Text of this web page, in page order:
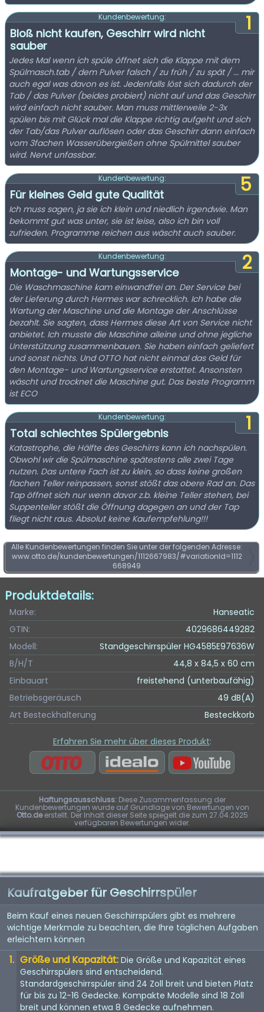
1
Kundenbewertung:
Bloß nicht kaufen, Geschirr wird nicht
sauber
Jedes Mal wenn ich spüle öffnet sich die Klappe mit dem
Spülmasch.tab / dem Pulver falsch / zu früh / zu spät / ... mir
auch egal was davon es ist. Jedenfalls löst sich dadurch der
Tab / das Pulver (beides probiert) nicht auf und das Geschirr
wird einfach nicht sauber. Man muss mittlerweile 2-3x
spülen bis mit Glück mal die Klappe richtig aufgeht und sich
der Tab/das Pulver auflösen oder das Geschirr dann einfach
vom 3fachen Wasserübergießen ohne Spülmittel sauber
wird. Nervt unfassbar.
5
Kundenbewertung:
Für kleines Geld gute Qualität
Ich muss sagen, ja sie ich klein und niedlich irgendwie. Man
bekommt gut was unter, sie ist leise, also ich bin voll
zufrieden. Programme reichen aus wäscht auch sauber.
2
Kundenbewertung:
Montage- und Wartungsservice
Die Waschmaschine kam einwandfrei an. Der Service bei
der Lieferung durch Hermes war schrecklich. Ich habe die
Wartung der Maschine und die Montage der Anschlüsse
bezahlt. Sie sagten, dass Hermes diese Art von Service nicht
anbietet. Ich musste die Maschine alleine und ohne jegliche
Unterstützung zusammenbauen. Sie haben einfach geliefert
und sonst nichts. Und OTTO hat nicht einmal das Geld für
den Montage- und Wartungsservice erstattet. Ansonsten
wäscht und trocknet die Maschine gut. Das beste Programm
ist ECO ​
1
Kundenbewertung:
Total schlechtes Spülergebnis
Katastrophe, die Hälfte des Geschirrs kann ich nachspülen.
Obwohl wir die Spülmaschine spätestens alle zwei Tage
nutzen. Das untere Fach ist zu klein, so dass keine großen
flachen Teller reinpassen, sonst stößt das obere Rad an. Das
Tap öffnet sich nur wenn davor z.b. kleine Teller stehen, bei
Suppenteller stößt die Öffnung dagegen an und der Tap
fliegt nicht raus. Absolut keine Kaufempfehlung!!!
Alle Kundenbewertungen finden Sie unter der folgenden Adresse:
www.otto.de/kundenbewertungen/1112667983/#variationId=1112
668949
Produktdetails:
Marke:
Hanseatic
GTIN:
4029686449282
Modell:
Standgeschirrspüler HG4585E97636W
B/H/T
44,8 x 84,5 x 60 cm
Einbauart
freistehend (unterbaufähig)
Betriebsgeräusch
49 dB(A)
Art Besteckhalterung
Besteckkorb
Erfahren Sie mehr über dieses Produkt:
Haftungsausschluss:Diese Zusammenfassung der
Kundenbewertungen wurde auf Grundlage von Bewertungen von
Otto.deerstellt. Der Inhalt dieser Seite spiegelt die zum 27.04.2025
verfügbaren Bewertungen wider.
Kaufratgeber für Geschirrspüler
Beim Kauf eines neuen Geschirrspülers gibt es mehrere
wichtige Merkmale zu beachten, die Ihre täglichen Aufgaben
erleichtern können
Größe und Kapazität: Die Größe und Kapazität eines
Geschirrspülers sind entscheidend.
Standardgeschirrspüler sind 24 Zoll breit und bieten Platz
für bis zu 12-16 Gedecke. Kompakte Modelle sind 18 Zoll
breit und können etwa 8 Gedecke aufnehmen.